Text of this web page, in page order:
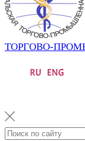
ТОРГОВО-